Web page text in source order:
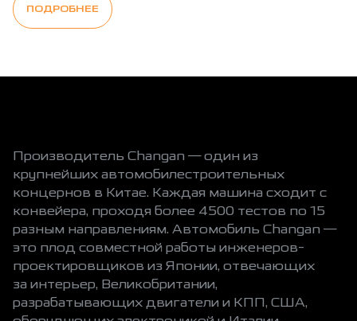
ПОДРОБНЕЕ
Производитель Changan — один из
крупнейших автомобилестроительных
концернов в Китае. Каждая машина сходит с
конвейера, проходя более 4500 тестов по 15
разным направлениям. Автомобиль Changan —
это плод совместной работы инженеров-
проектировщиков из Японии, отвечающих
за интерьер, Великобритании,
разрабатывающих двигатели и КПП, США,